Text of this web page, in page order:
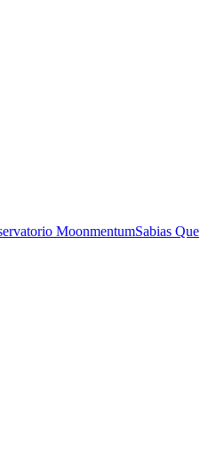
MoonmentumSabias Que